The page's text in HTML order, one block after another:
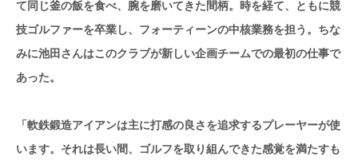
て同じ釜の飯を食べ、腕を磨いてきた間柄。時を経て、ともに競
技ゴルファーを卒業し、フォーティーンの中核業務を担う。ちな
みに池田さんはこのクラブが新しい企画チームでの最初の仕事で
あった。
「軟鉄鍛造アイアンは主に打感の良さを追求するプレーヤーが使
います。それは長い間、ゴルフを取り組んできた感覚を満たすも